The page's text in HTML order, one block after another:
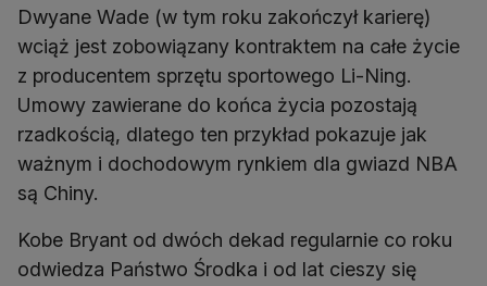
Dwyane Wade (w tym roku zakończył karierę)
wciąż jest zobowiązany kontraktem na całe życie
z producentem sprzętu sportowego Li-Ning.
Umowy zawierane do końca życia pozostają
rzadkością, dlatego ten przykład pokazuje jak
ważnym i dochodowym rynkiem dla gwiazd NBA
są Chiny.
Kobe Bryant od dwóch dekad regularnie co roku
odwiedza Państwo Środka i od lat cieszy się